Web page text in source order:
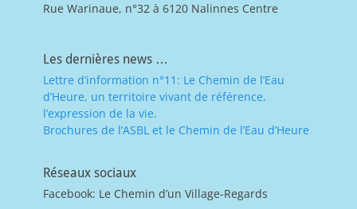
Rue Warinaue, n°32 à 6120 Nalinnes Centre
Les dernières news …
Lettre d’information n°11: Le Chemin de l’Eau
d’Heure, un territoire vivant de référence,
l’expression de la vie.
Brochures de l’ASBL et le Chemin de l’Eau d’Heure
Réseaux sociaux
Facebook: Le Chemin d’un Village-Regards